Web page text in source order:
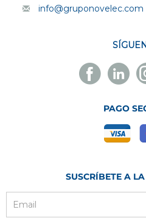
info@gruponovelec.com
PAGO
SUSCRÍBETE A